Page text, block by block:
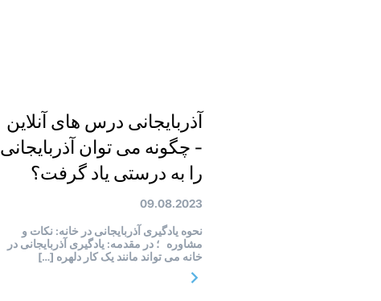
آذربایجانی درس های آنلاین
- چگونه می توان آذربایجانی
را به درستی یاد گرفت؟
09.08.2023
نحوه یادگیری آذربایجانی در خانه: نکات و
مشاوره ؛ در مقدمه: یادگیری آذربایجانی در
خانه می تواند مانند یک کار دلهره […]